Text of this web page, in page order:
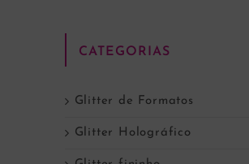
CATEGORIAS
Glitter de Formatos
Glitter Holográfico